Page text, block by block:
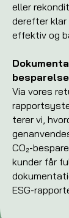
eller
derefter
effektiv og
Via vores
terer vi,
CO₂-
kunder får
ESG-